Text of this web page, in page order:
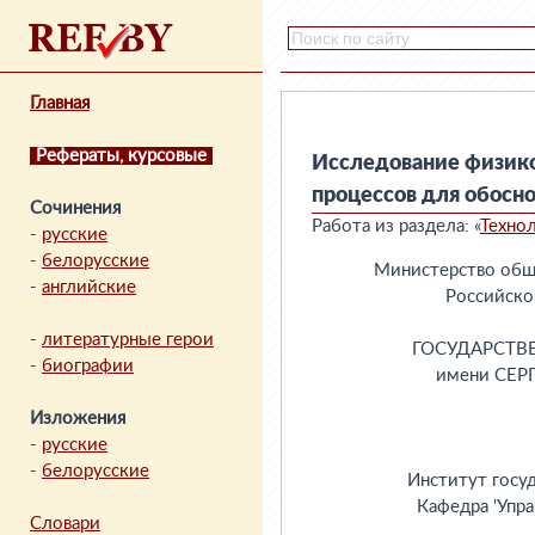
Главная
Рефераты, курсовые
Сочинения
- русские
- белорусские
- английские
- литературные герои
- биографии
Изложения
- русские
- белорусские
Словари
Исследование
процессов для
Работа из раздела: «
Министерство общего и профессионального образования
                            Российской Федерации

                     ГОСУДАРСТВЕННАЯ АКАДЕМИЯ УПРАВЛЕНИЯ
                          имени СЕРГО ОРДЖОНИКИДЗЕ



                    Институт государственного управления
                      Кафедра 'Управление технологиями'



                       Расчетно-пояснительная записка
                      к курсовому проекту по дисциплине
                   'Концепции современного естествознания'
                  на тему:  'Исследование физико-химической
               сущности коррозионных процессов для обоснования
                    методов защиты металлов от коррозии'.



                                    Выполнила студентка: Закрочинская М.Ю.
                                    факультета: Государственное Управление
                                    группы: ГУ1 вечернего отделения
                                    руководитель:



                                   Задание
  на курсовой проект по дисциплине 'Концепции современного естествознания'

1.Студентке_1-го__курса_____группы__Государственное Управление____
     ___________________Слеповой  Ирине  Петровне  ____________________
                          (фамилия, имя, отчество)

2.Тема проекта: Лазеры  .  Основы  устройства  и  применение  их  в  военной
технике.___________________________________________________________

3.  В  проект  привести:   Типы  лазеров.  Их  применение.    Характеристика
лазерной локации.  Параметры локатора.

4.  В  проекте  дать  расчет:  Дальности  лазерного  излучения  до   объекта
излучения._________________________________________________________

5. Плакатный материал:___1  лист формата А1(549х841 мм)_____________
6. Срок сдачи студентом законченного проекта________________________

Руководитель курсового проекта_____________________________________
                                  Введение

           Высокие    темпы    развития    промышленности,    интенсификация
производственных процессов, повышение  основных  технологических  параметров
(температура, давление, концентрация реагирующих средств и др.)  предъявляют
высокие требования к надежной эксплуатации технологического  оборудования  и
строительных  конструкций.  Особое  место   в   комплексе   мероприятий   по
обеспечению  бесперебойной  эксплуатации  оборудования  отводится   надежной
защите его от коррозии  и  применению  в  связи  с  этим  высококачественных
химически стойких материалов.
         Необходимость  осуществления  мероприятий  по  защите  от  коррозии
диктуется тем обстоятельством, что потери от коррозии  приносят  чрезвычайно
большой ущерб. По имеющимся данным,  примерно  около  10%  ежегодной  добычи
металла расходуется на покрытие безвозвратных потерь вследствии  коррозии  и
последующего распыления.  Основной  ущерб  от  коррозии  металла  связан  не
только с потерей больших количеств металла, но и с  порчей  или  выходом  из
строя самих металлических конструкций, т.к. вследствие коррозии  они  теряют
необходимую    прочность,    пластичность,    герметичность,    тепло-     и
электропроводность,   отражательную   способность   и   другие   необходимые
качества. К потерям, которые терпит народное хозяйство от  коррозии,  должны
быть  отнесены  также   громадные   затраты   на   всякого   рода   защитные
антикоррозионные  мероприятия,  ущерб  от  ухудшения  качества   выпускаемой
продукции, выход  из строя оборудования, аварий в производстве и др.
         Защита от коррозии является одной  из  важнейших  проблем,  имеющей
большое значение для народного хозяйства.
         В связи с этим необходимо:
         1. Изучить условия возникновения и развития коррозии;
         2. Определить скорость  развития  процессов  коррозии  в  различных
агрессивных  средах  и  при  наличии  различных  сопутствующих    физических
факторов;
          3.  Определить  методы  применения